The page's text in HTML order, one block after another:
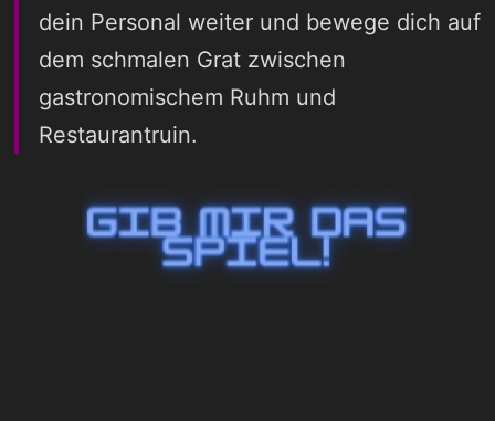
dein Personal weiter und bewege dich auf
dem schmalen Grat zwischen
gastronomischem Ruhm und
Restaurantruin.